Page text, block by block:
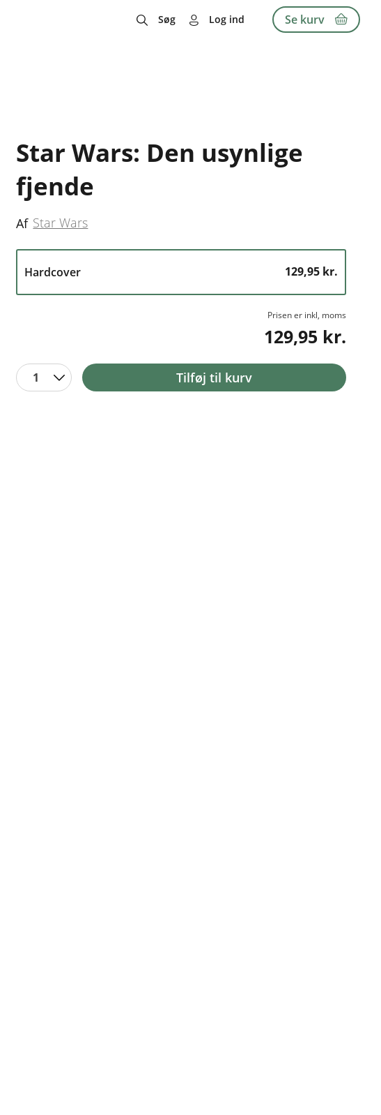
Søg Log ind Se kurv
Star Wars: Den usynlige
fjende
Af Star Wars
Hardcover 129,95 kr.
Prisen er inkl, moms
129,95 kr.
1 Tilføj til kurv